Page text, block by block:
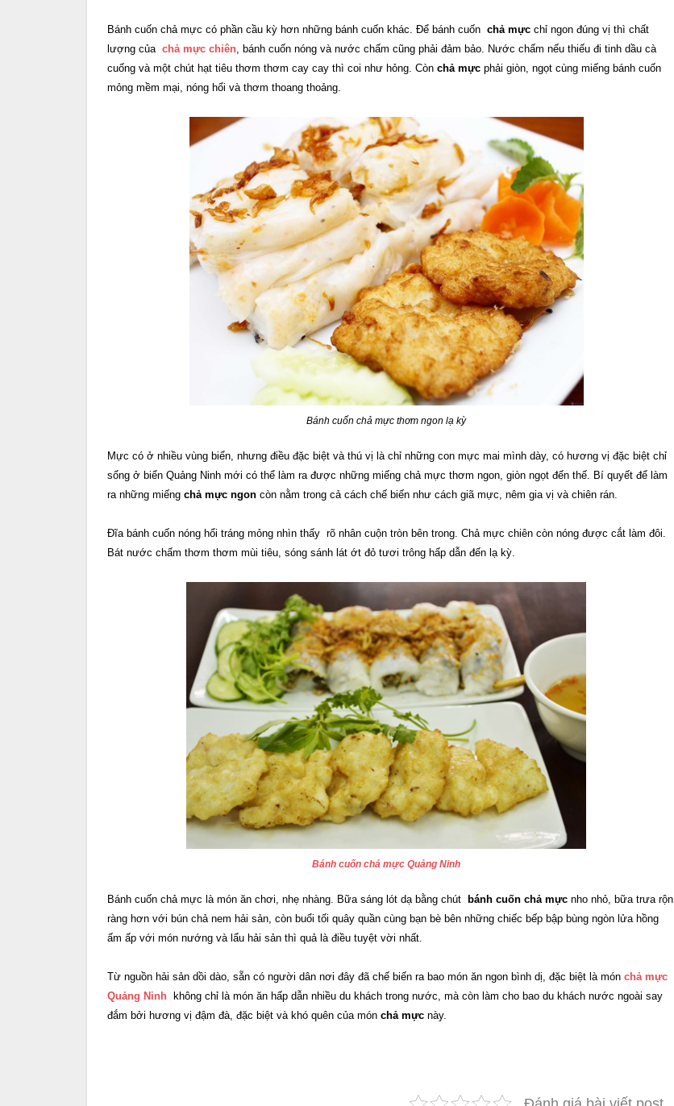
Bánh cuốn chả mực có phần cầu kỳ hơn những bánh cuốn khác. Để bánh cuốn chả mực chỉ ngon đúng vị thì chất
lượng của chả mực chiên, bánh cuốn nóng và nước chấm cũng phải đảm bảo. Nước chấm nếu thiếu đi tinh dầu cà
cuống và một chút hạt tiêu thơm thơm cay cay thì coi như hỏng. Còn chả mực phải giòn, ngọt cùng miếng bánh cuốn
mỏng mềm mại, nóng hổi và thơm thoang thoảng.
Bánh cuốn chả mực thơm ngon lạ kỳ
Mực có ở nhiều vùng biển, nhưng điều đặc biệt và thú vị là chỉ những con mực mai mình dày, có hương vị đặc biệt chỉ
sống ở biển Quảng Ninh mới có thể làm ra được những miếng chả mực thơm ngon, giòn ngọt đến thế. Bí quyết để làm
ra những miếng chả mực ngon còn nằm trong cả cách chế biến như cách giã mực, nêm gia vị và chiên rán.
Đĩa bánh cuốn nóng hổi tráng mỏng nhìn thấy rõ nhân cuộn tròn bên trong. Chả mực chiên còn nóng được cắt làm đôi.
Bát nước chấm thơm thơm mùi tiêu, sóng sánh lát ớt đỏ tươi trông hấp dẫn đến lạ kỳ.
Bánh cuốn chả mực Quảng Ninh
Bánh cuốn chả mực là món ăn chơi, nhẹ nhàng. Bữa sáng lót dạ bằng chút bánh cuốn chả mực nho nhỏ, bữa trưa rộn
ràng hơn với bún chả nem hải sản, còn buổi tối quây quần cùng bạn bè bên những chiếc bếp bập bùng ngòn lửa hồng
ấm ấp với món nướng và lẩu hải sản thì quả là điều tuyệt vời nhất.
Từ nguồn hải sản dồi dào, sẵn có người dân nơi đây đã chế biến ra bao món ăn ngon bình dị, đặc biệt là món chả mực
Quảng Ninh
không chỉ là món ăn hấp dẫn nhiều du khách trong nước, mà còn làm cho bao du khách nước ngoài say
đắm bởi hương vị đậm đà, đặc biệt và khó quên của món chả mực này.